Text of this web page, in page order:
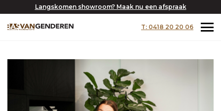
Langskomen showroom? Maak nu een afspraak
T: 0418 20 20 06